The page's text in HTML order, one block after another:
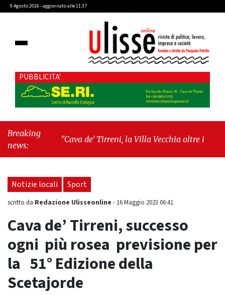
9 Agosto 2026 - aggiornato alle 11:37
PUBBLICITA'
Breaking
news:
"Cava de’ Tirreni, la Villa Vecchia oltre i vandali: il
“Serve chiarezza!”"
Notizie locali Sport
scritto da Redazione Ulisseonline - 16 Maggio 2023 06:41
Cava de’ Tirreni, successo
ogni più rosea previsione per
la 51° Edizione della
Scetajorde